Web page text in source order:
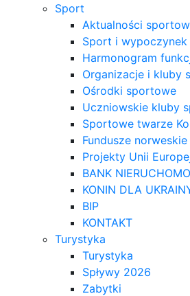
Sport
Aktualności
Sport i wypoczynek
Harmonogram
Organizacje i kluby
Ośrodki sportowe
Uczniowskie kluby
Sportowe twarze
Fundusze norweskie
Projekty Unii
BANK
KONIN DLA
BIP
KONTAKT
Turystyka
Turystyka
Spływy 2026
Zabytki